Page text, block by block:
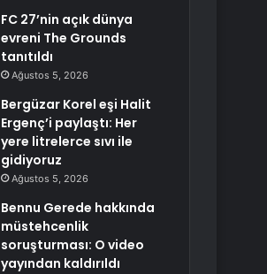
FC 27’nin açık dünya
evreni The Grounds
tanıtıldı
Ağustos 5, 2026
Bergüzar Korel eşi Halit
Ergenç’i paylaştı: Her
yere litrelerce sıvı ile
gidiyoruz
Ağustos 5, 2026
Bennu Gerede hakkında
müstehcenlik
soruşturması: O video
yayından kaldırıldı